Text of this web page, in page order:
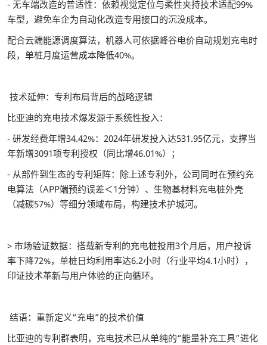
- 无车端改造的普适性：依赖视觉定位与柔性夹持技术适配99%
车型，避免车企为自动化改造专用接口的沉没成本。
配合云端能源调度算法，机器人可依据峰谷电价自动规划充电时
段，单桩月度运营成本降低40%。
技术延伸：专利布局背后的战略逻辑
比亚迪的充电技术爆发源于系统性投入：
- 研发经费年增34.42%：2024年研发投入达531.95亿元，支撑当
年新增3091项专利授权（同比增46.01%）；
- 从部件到生态的专利矩阵：除上述专利外，公司同时在预约充
电算法（APP端预约误差＜1分钟）、生物基材料充电桩外壳
（减碳57%）等细分领域布局，构建技术护城河。
> 市场验证数据：搭载新专利的充电桩投用3个月后，用户投诉
率下降72%，单桩日均利用率达6.2小时（行业平均4.1小时），
印证技术革新与用户体验的正向循环。
结语：重新定义“充电”的技术价值
比亚迪的专利群表明，充电技术已从单纯的“能量补充工具”进化